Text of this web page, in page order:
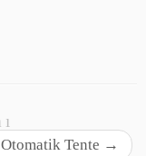
Otomatik Tente →